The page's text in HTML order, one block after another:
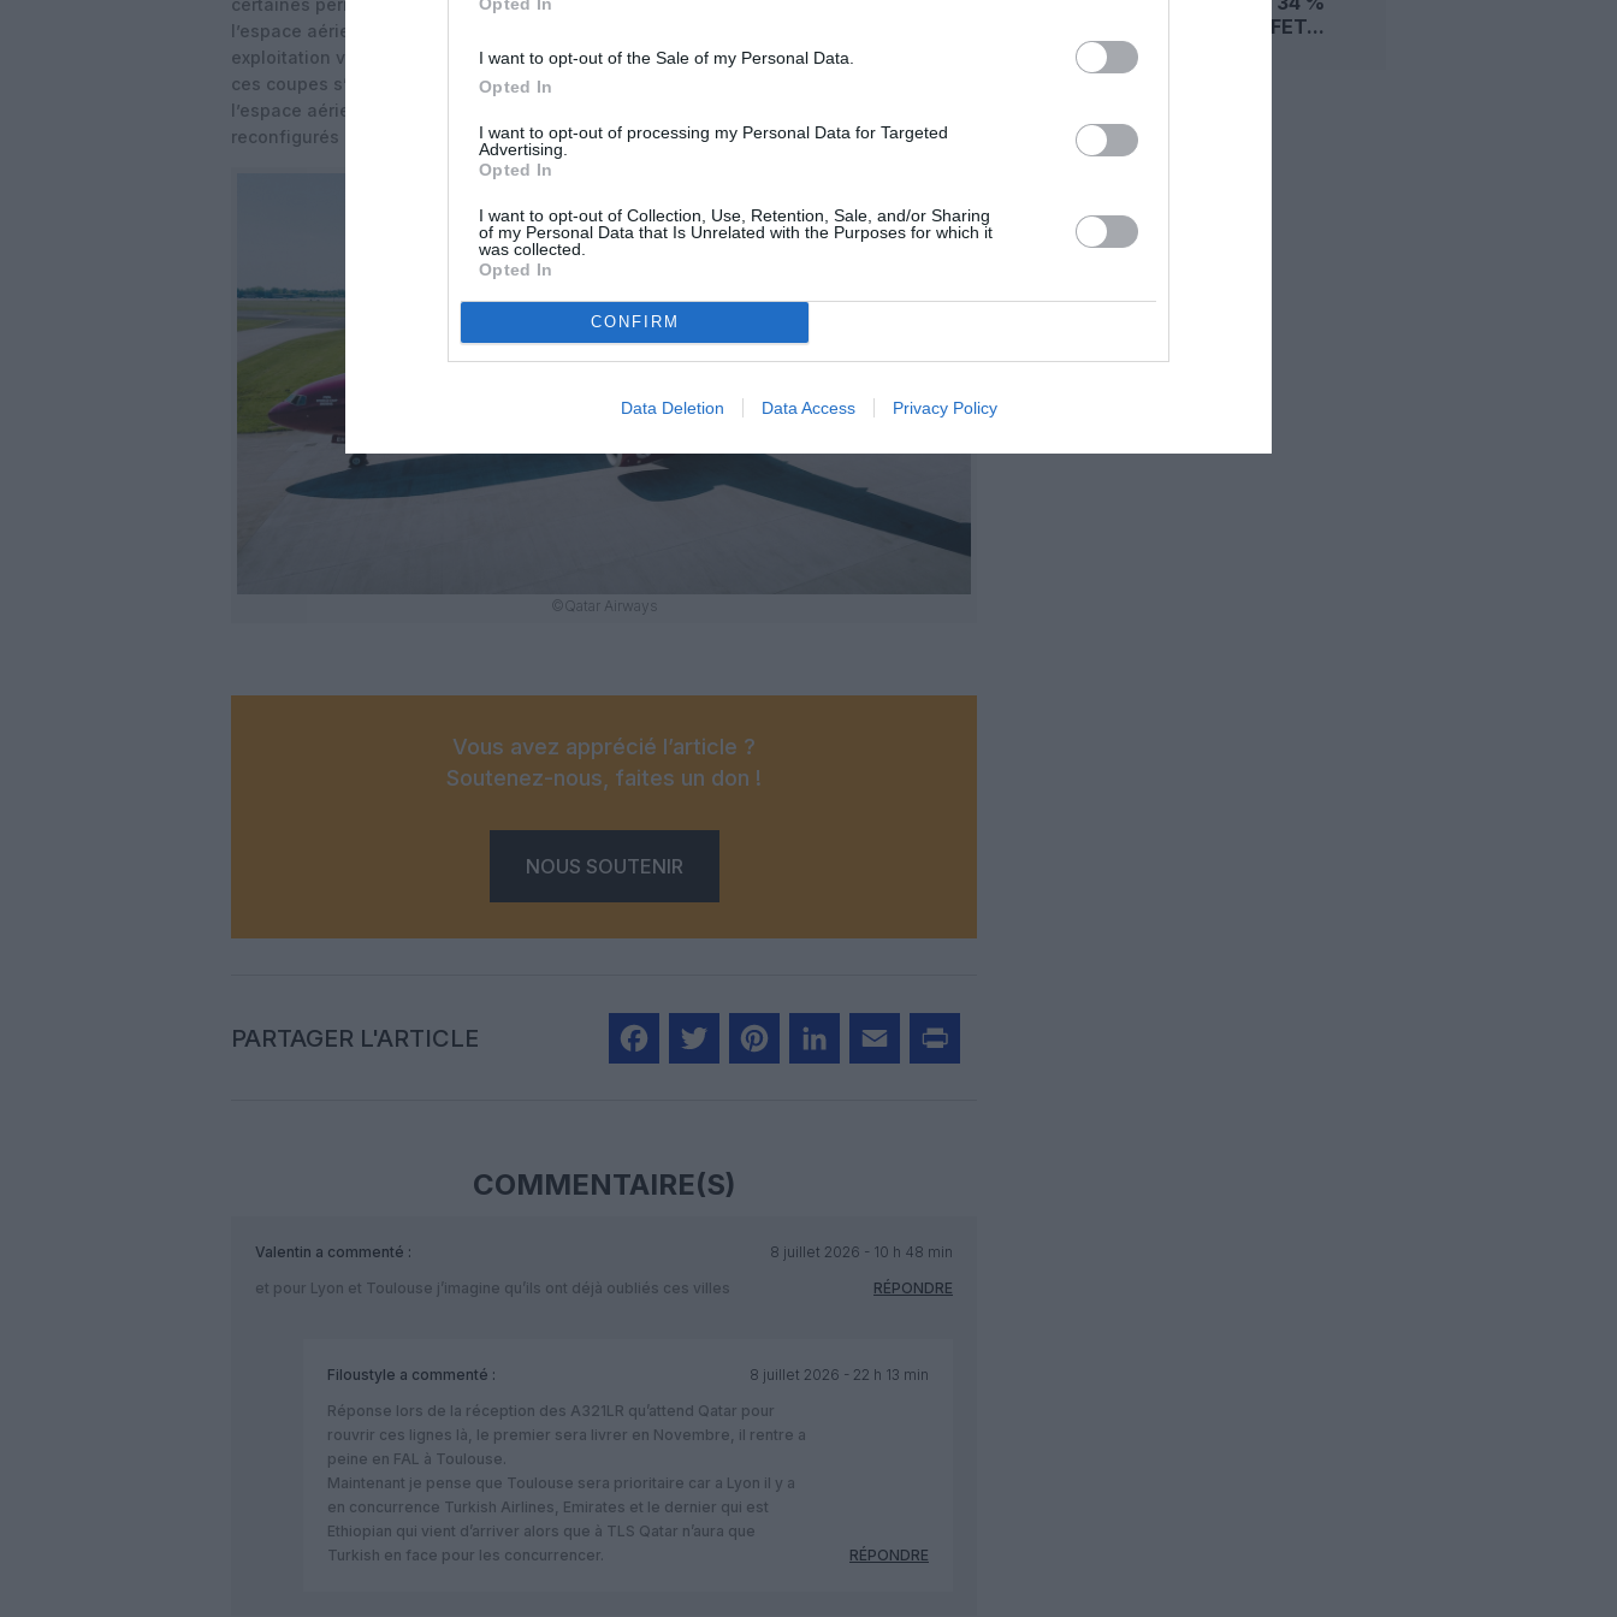
I want to opt-out of the Sale of my Personal Data.
Opted In
I want to opt-out of processing my Personal Data for Targeted
Advertising.
Opted In
I want to opt-out of Collection, Use, Retention, Sale, and/or Sharing
of my Personal Data that Is Unrelated with the Purposes for which it
was collected.
Opted In
CONFIRM
Data Deletion Data Access Privacy Policy
certaines périodes. Les autorités et la compagnie ont confirmé que la fermeture de
l’espace aérien du Qatar, liée à l’escalade des tensions régionales, impose une
exploitation via des corridors temporaires et un programme très contraint.
ces coupes s’inscrivent dans le contexte plus large de réouverture majoritaire de
l’espace aérien qatari, mais avec un réseau et des profils de routes encore en partie
reconfigurés par la géopolitique due à la guerre Iran-Etats-Unis.
©Qatar Airways
Vous avez apprécié l’article ?
Soutenez-nous, faites un don !
NOUS SOUTENIR
PARTAGER L'ARTICLE
COMMENTAIRE(S)
Valentin a commenté :
8 juillet 2026 - 10 h 48 min
et pour Lyon et Toulouse j’imagine qu’ils ont déjà oubliés ces villes
RÉPONDRE
Filoustyle a commenté :
8 juillet 2026 - 22 h 13 min
Réponse lors de la réception des A321LR qu’attend Qatar pour
rouvrir ces lignes là, le premier sera livrer en Novembre, il rentre a
peine en FAL à Toulouse.
Maintenant je pense que Toulouse sera prioritaire car a Lyon il y a
en concurrence Turkish Airlines, Emirates et le dernier qui est
Ethiopian qui vient d’arriver alors que à TLS Qatar n’aura que
Turkish en face pour les concurrencer.
RÉPONDRE
SOUS L’EFFET...